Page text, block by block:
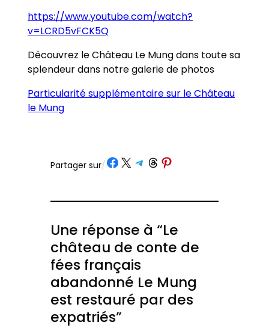
https://www.youtube.com/watch?
v=LCRD5vFCK5Q
Découvrez le Château Le Mung dans toute sa
splendeur dans notre galerie de photos
Particularité supplémentaire sur le Château
le Mung
Partager sur/ Partager sur Facebook
Partager sur X Partager sur Telegram
Partager sur Threads
Partager sur Pinterest
Une réponse à “Le
château de conte de
fées français
abandonné Le Mung
est restauré par des
expatriés”